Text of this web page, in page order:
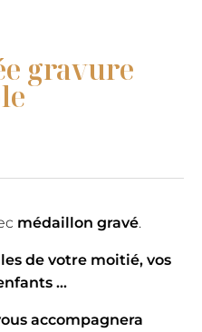
gravure
médaillon gravé.
de votre moitié, vos
…
accompagnera